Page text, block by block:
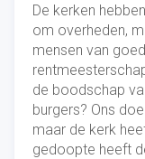
De kerken
om overheden,
mensen van
de boodschap
burgers? Ons
maar de kerk
gedoopte heeft